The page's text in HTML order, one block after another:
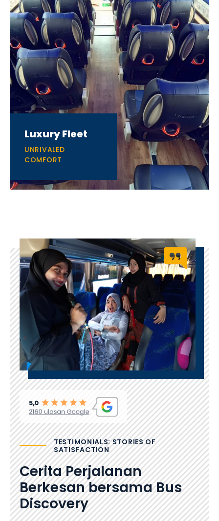
Luxury Fleet
UNRIVALED
COMFORT
TESTIMONIALS: STORIES OF
SATISFACTION
Cerita Perjalanan
Berkesan bersama Bus
Discovery